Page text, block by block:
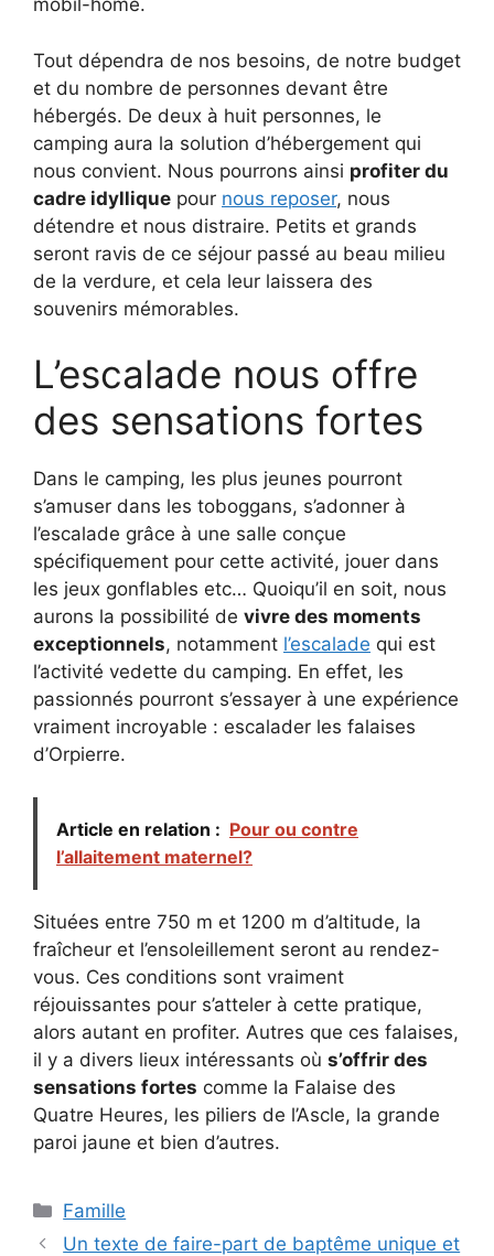
mobil-home.
Tout dépendra de nos besoins, de notre budget
et du nombre de personnes devant être
hébergés. De deux à huit personnes, le
camping aura la solution d’hébergement qui
nous convient. Nous pourrons ainsi profiter du
cadre idyllique pour nous reposer, nous
détendre et nous distraire. Petits et grands
seront ravis de ce séjour passé au beau milieu
de la verdure, et cela leur laissera des
souvenirs mémorables.
L’escalade nous offre
des sensations fortes
Dans le camping, les plus jeunes pourront
s’amuser dans les toboggans, s’adonner à
l’escalade grâce à une salle conçue
spécifiquement pour cette activité, jouer dans
les jeux gonflables etc… Quoiqu’il en soit, nous
aurons la possibilité de vivre des moments
exceptionnels, notamment l’escalade qui est
l’activité vedette du camping. En effet, les
passionnés pourront s’essayer à une expérience
vraiment incroyable : escalader les falaises
d’Orpierre.
Article en relation : Pour ou contre
l’allaitement maternel?
Situées entre 750 m et 1200 m d’altitude, la
fraîcheur et l’ensoleillement seront au rendez-
vous. Ces conditions sont vraiment
réjouissantes pour s’atteler à cette pratique,
alors autant en profiter. Autres que ces falaises,
il y a divers lieux intéressants où s’offrir des
sensations fortes comme la Falaise des
Quatre Heures, les piliers de l’Ascle, la grande
paroi jaune et bien d’autres.
Catégories
Famille
Un texte de faire-part de baptême unique et